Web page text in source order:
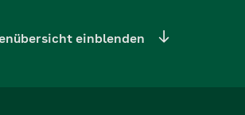
einblenden